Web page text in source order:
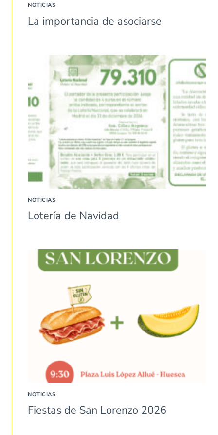
NOTICIAS
La importancia de asociarse
NOTICIAS
Lotería de Navidad
NOTICIAS
Fiestas de San Lorenzo 2026